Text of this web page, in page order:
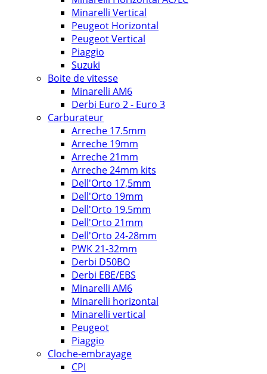
Minarelli Vertical
Peugeot Horizontal
Peugeot Vertical
Piaggio
Suzuki
Boite de vitesse
Minarelli AM6
Derbi Euro 2 - Euro 3
Carburateur
Arreche 17.5mm
Arreche 19mm
Arreche 21mm
Arreche 24mm kits
Dell'Orto 17,5mm
Dell'Orto 19mm
Dell'Orto 19.5mm
Dell'Orto 21mm
Dell'Orto 24-28mm
PWK 21-32mm
Derbi D50BO
Derbi EBE/EBS
Minarelli AM6
Minarelli horizontal
Minarelli vertical
Peugeot
Piaggio
Cloche-embrayage
CPI